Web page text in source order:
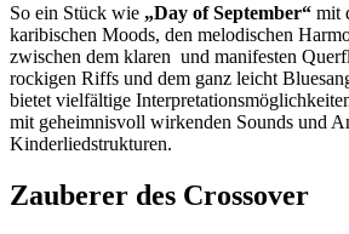
So ein Stück wie „Day of September“ mit
karibischen Moods, den melodischen
zwischen dem klaren und manifesten
rockigen Riffs und dem ganz leicht
bietet vielfältige
mit geheimnisvoll wirkenden Sounds und
Kinderliedstrukturen.
Zauberer des Crossover